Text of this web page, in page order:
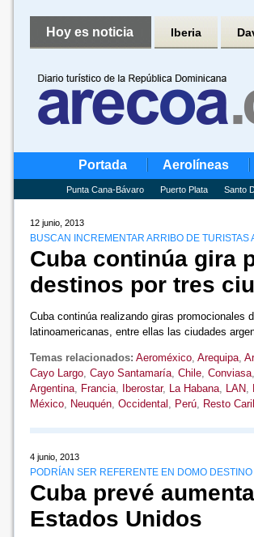
Hoy es noticia Iberia
Portada Aerolíneas
Punta Cana-Bávaro Puerto Plata Santo
12 junio, 2013
BUSCAN INCREMENTAR ARRIBO DE TURISTAS
Cuba continúa gira
destinos por tres
Cuba continúa realizando giras
latinoamericanas, entre ellas las ciudades
Temas relacionados: Aeroméxico, Arequipa,
Cayo Largo, Cayo Santamaría, Chile, Conviasa,
Argentina, Francia, Iberostar, La Habana, LAN,
México, Neuquén, Occidental , Perú, Resto
4 junio, 2013
PODRÍAN SER REFERENTE EN DOMO
Cuba prevé
Estados Unidos